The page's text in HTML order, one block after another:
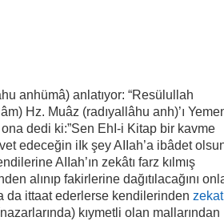
anhümâ) anlatıyor: “Resülullah
Hz. Muâz (radıyallâhu anh)’ı
dedi ki:”Sen EhI-i Kitap bir kavme
edeceğin iIk şey AIIah’a ibâdet
AIIah’ın zekâtı farz kılmış
alınıp fakirlerine dağıtılacağını
da ittaat ederlerse kendilerinden zekat
kıymetli olan mallarından